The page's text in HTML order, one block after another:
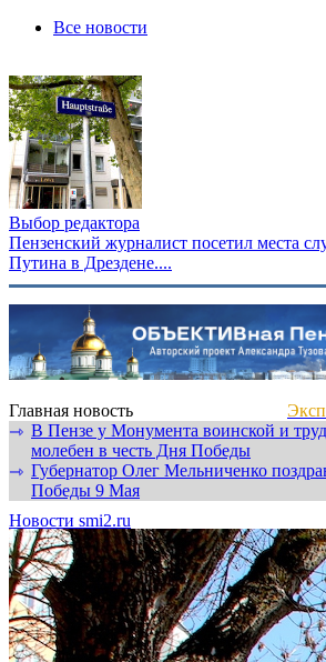
Все новости
Выбор редактора
Пензенский журналист посетил места
Путина в Дрездене....
Главная новость
⇾ В Пензе у Монумента воинской и
молебен в честь Дня Победы
⇾ Губернатор Олег Мельниченко
Победы 9 Мая
Новости smi2.ru